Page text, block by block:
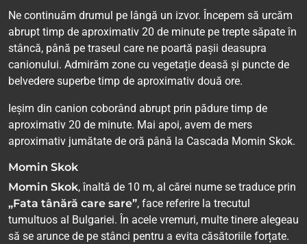
Ne continuăm drumul pe lângă un izvor. Începem să urcăm
abrupt timp de aproximativ 20 de minute pe trepte săpate în
stâncă, până pe traseul care ne poartă pașii deasupra
canionului. Admirăm zone cu vegetație deasă și puncte de
belvedere superbe timp de aproximativ două ore.
Ieșim din canion coborând abrupt prin pădure timp de
aproximativ 20 de minute. Mai apoi, avem de mers
aproximativ jumătate de oră până la Cascada Momin Skok.
Momin Skok
Momin Skok, înaltă de 10 m, al cărei nume se traduce prin
„Fata tânără care sare”, face referire la trecutul
tumultuos al Bulgariei. În acele vremuri, multe tinere alegeau
să se arunce de pe stânci pentru a evita căsătoriile forțate.